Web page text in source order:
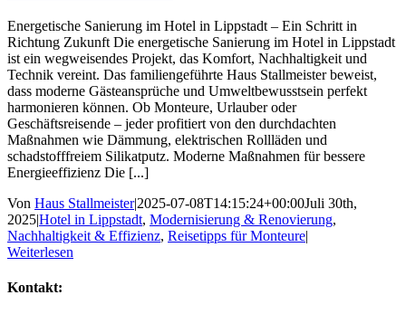
Energetische Sanierung im Hotel in Lippstadt – Ein Schritt in
Richtung Zukunft Die energetische Sanierung im Hotel in Lippstadt
ist ein wegweisendes Projekt, das Komfort, Nachhaltigkeit und
Technik vereint. Das familiengeführte Haus Stallmeister beweist,
dass moderne Gästeansprüche und Umweltbewusstsein perfekt
harmonieren können. Ob Monteure, Urlauber oder
Geschäftsreisende – jeder profitiert von den durchdachten
Maßnahmen wie Dämmung, elektrischen Rollläden und
schadstofffreiem Silikatputz. Moderne Maßnahmen für bessere
Energieeffizienz Die [...]
Von Haus Stallmeister|2025-07-08T14:15:24+00:00Juli 30th,
2025|Hotel in Lippstadt, Modernisierung & Renovierung,
Nachhaltigkeit & Effizienz, Reisetipps für Monteure|
Weiterlesen
Kontakt: